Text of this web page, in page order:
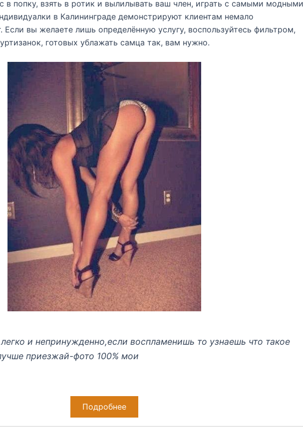
в попку, взять в ротик и вылилывать ваш член, играть с самыми модными
в Калининграде демонстрируют клиентам немало
Если вы желаете лишь определённую услугу, воспользуйтесь фильтром,
готовых ублажать самца так, вам нужно.
и непринужденно,если воспламенишь то узнаешь что такое
приезжай-фото 100% мои
Подробнее